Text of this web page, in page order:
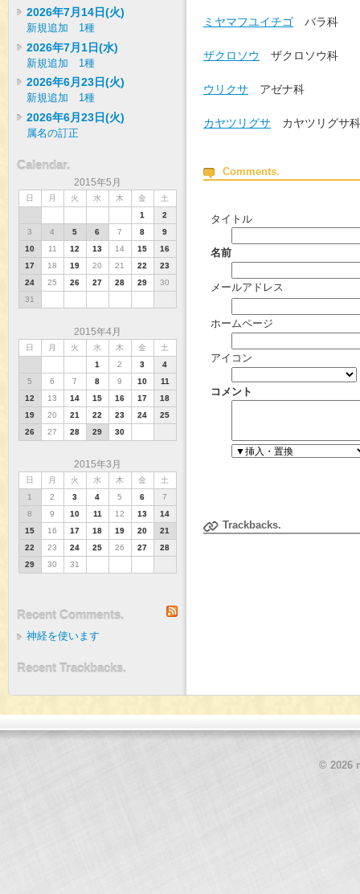
ミヤマフユイチゴ バラ科
ザクロソウ ザクロソウ科
ウリクサ アゼナ科
カヤツリグサ カヤツリグ
Comments.
タイトル
名前
メールアドレス
ホームページ
アイコン
コメント
Trackbacks.
2026年7月14日(火)
新規追加 1種
2026年7月1日(水)
新規追加 1種
2026年6月23日(火)
新規追加 1種
2026年6月23日(火)
属名の訂正
Calendar.
2015年5月
日 月 火 水 木 金
土
1
2
3
4 5 6 7 8
9
10
11 12 13 14 15
16
17
18 19 20 21 22
23
24
25 26 27 28 29
30
31
2015年4月
日 月 火 水 木 金
土
1
2 3
4
5
6 7 8 9 10
11
12
13 14 15 16 17
18
19
20 21 22 23 24
25
26
27 28 29 30
2015年3月
日 月 火 水 木 金
土
1
2 3 4 5 6
7
8
9 10 11 12 13
14
15
16 17 18 19 20
21
22
23 24 25 26 27
28
29
30 31
Recent Comments.
神経を使います
Recent Trackbacks.
© 2026